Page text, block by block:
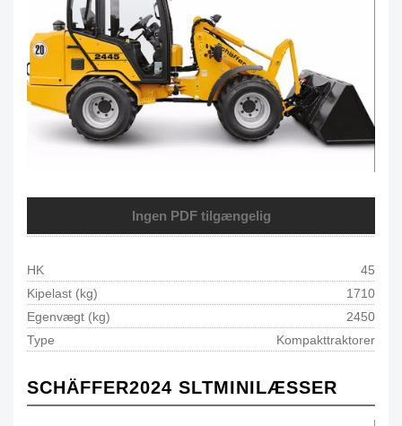
Ingen PDF tilgængelig
HK
45
Kipelast (kg)
1710
Egenvægt (kg)
2450
Type
Kompakttraktorer
SCHÄFFER2024 SLTMINILÆSSER